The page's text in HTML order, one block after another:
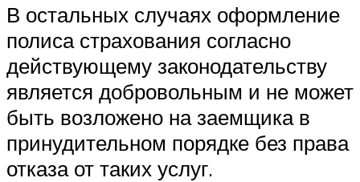
В остальных случаях оформление
полиса страхования согласно
действующему законодательству
является добровольным и не может
быть возложено на заемщика в
принудительном порядке без права
отказа от таких услуг.